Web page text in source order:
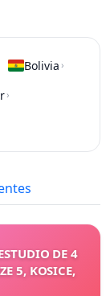
Bolivia ›
›
DE 4
5, KOSICE,